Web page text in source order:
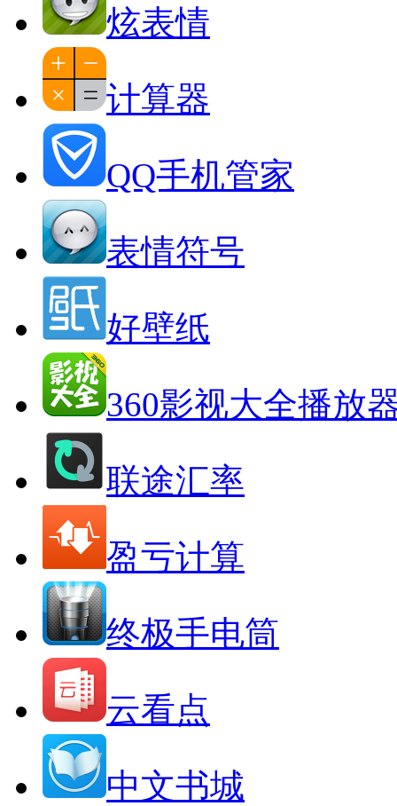
炫表情
计算器
QQ手机管家
表情符号
好壁纸
360影视大全播放
联途汇率
盈亏计算
终极手电筒
云看点
中文书城